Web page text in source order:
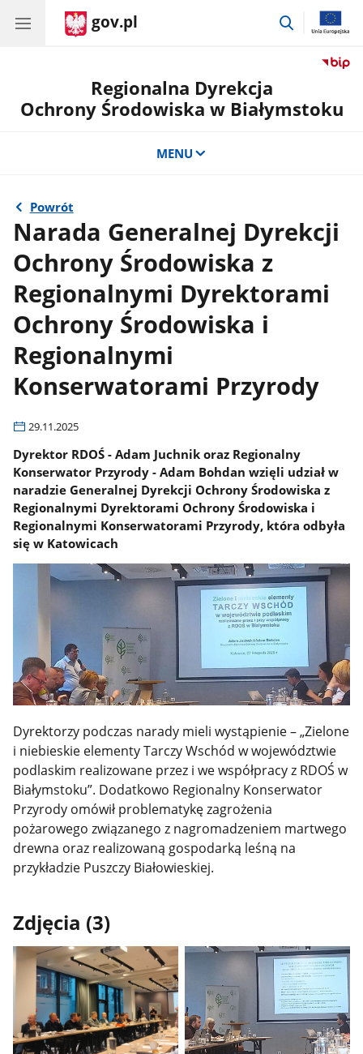
gov.pl
przejdź
Regionalna Dyrekcja
Ochrony Środowiska w Białymstoku
MENU
Powrót
Narada Generalnej Dyrekcji
Ochrony Środowiska z
Regionalnymi Dyrektorami
Ochrony Środowiska i
Regionalnymi
Konserwatorami Przyrody
29.11.2025
Dyrektor RDOŚ - Adam Juchnik oraz Regionalny
Konserwator Przyrody - Adam Bohdan wzięli udział w
naradzie Generalnej Dyrekcji Ochrony Środowiska z
Regionalnymi Dyrektorami Ochrony Środowiska i
Regionalnymi Konserwatorami Przyrody, która odbyła
się w Katowicach
Dyrektorzy podczas narady mieli wystąpienie – „Zielone
i niebieskie elementy Tarczy Wschód w województwie
podlaskim realizowane przez i we współpracy z RDOŚ w
Białymstoku”. Dodatkowo Regionalny Konserwator
Przyrody omówił problematykę zagrożenia
pożarowego związanego z nagromadzeniem martwego
drewna oraz realizowaną gospodarką leśną na
przykładzie Puszczy Białowieskiej.
Zdjęcia (3)